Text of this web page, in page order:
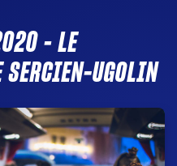
– LE
SERCIEN-UGOLIN